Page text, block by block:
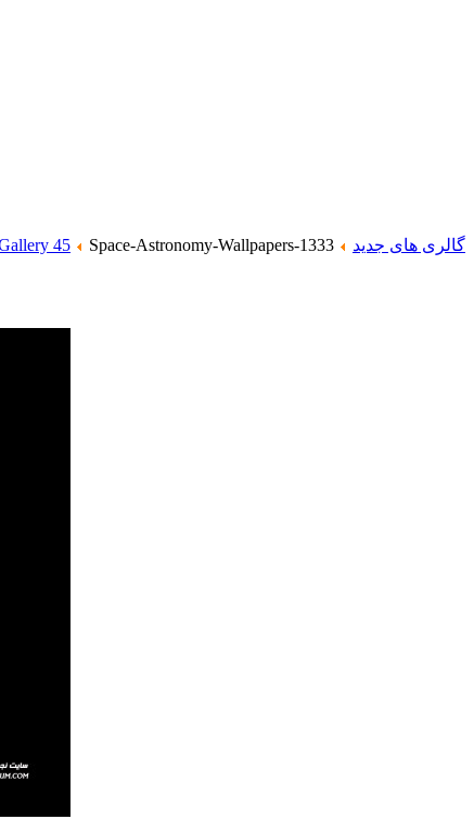
گالری های جدید 45 Space-Astronomy-Wallpapers-1333